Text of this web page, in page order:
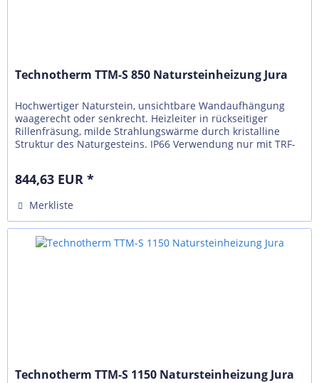
Technotherm TTM-S 850 Natursteinheizung Jura
Hochwertiger Naturstein, unsichtbare Wandaufhängung
waagerecht oder senkrecht. Heizleiter in rückseitiger
Rillenfräsung, milde Strahlungswärme durch kristalline
Struktur des Naturgesteins. IP66 Verwendung nur mit TRF-
844,63 EUR *
Merkliste
Technotherm TTM-S 1150 Natursteinheizung Jura